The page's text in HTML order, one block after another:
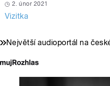
2. únor 2021
Vizitka
Největší audioportál na